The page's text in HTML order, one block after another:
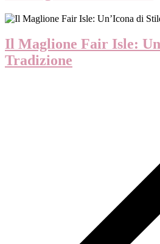
Il Maglione Fair Isle:
Tradizione